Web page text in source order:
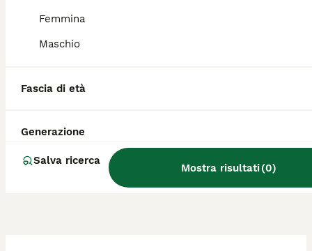
Femmina
Maschio
Fascia di età
Generazione
Salva ricerca
Mostra risultati(0)
Ratonero Bodeguero
Andaluz?
Cosa significa bodeguero?
Quanto costa un cucciolo di
Bodeguero?